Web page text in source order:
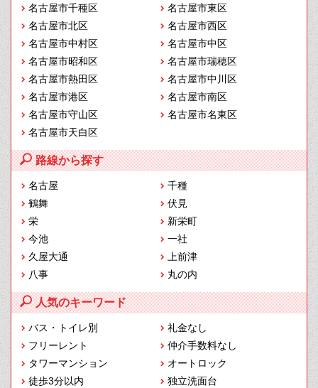
名古屋市千種区
名古屋市東区
名古屋市北区
名古屋市西区
名古屋市中村区
名古屋市中区
名古屋市昭和区
名古屋市瑞穂区
名古屋市熱田区
名古屋市中川区
名古屋市港区
名古屋市南区
名古屋市守山区
名古屋市名東区
名古屋市天白区
路線から探す
名古屋
千種
鶴舞
伏見
栄
新栄町
今池
一社
久屋大通
上前津
八事
丸の内
人気のキーワード
バス・トイレ別
礼金なし
フリーレント
仲介手数料なし
タワーマンション
オートロック
徒歩3分以内
独立洗面台